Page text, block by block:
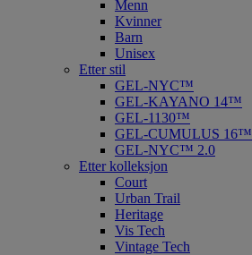
Menn
Kvinner
Barn
Unisex
Etter stil
GEL-NYC™
GEL-KAYANO 14™
GEL-1130™
GEL-CUMULUS 16™
GEL-NYC™ 2.0
Etter kolleksjon
Court
Urban Trail
Heritage
Vis Tech
Vintage Tech